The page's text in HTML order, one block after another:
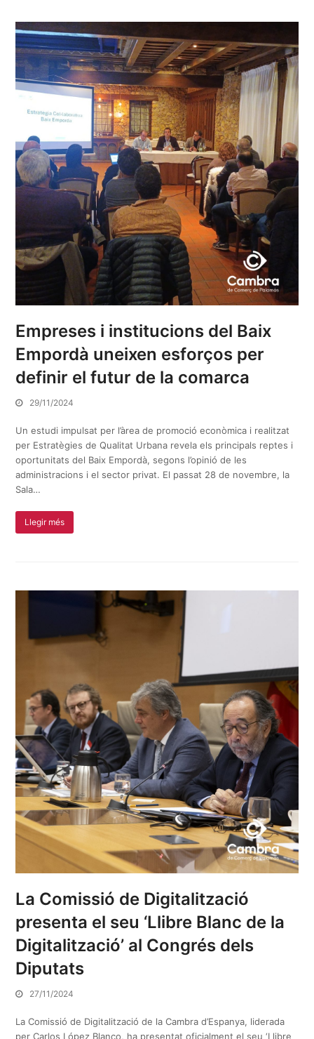
Empreses i institucions del Baix
Empordà uneixen esforços per
definir el futur de la comarca
29/11/2024
Un estudi impulsat per l’àrea de promoció econòmica i realitzat
per Estratègies de Qualitat Urbana revela els principals reptes i
oportunitats del Baix Empordà, segons l’opinió de les
administracions i el sector privat. El passat 28 de novembre, la
Sala…
Llegir més
La Comissió de Digitalització
presenta el seu ‘Llibre Blanc de la
Digitalització’ al Congrés dels
Diputats
27/11/2024
La Comissió de Digitalització de la Cambra d’Espanya, liderada
per Carlos López Blanco, ha presentat oficialment el seu ‘Llibre